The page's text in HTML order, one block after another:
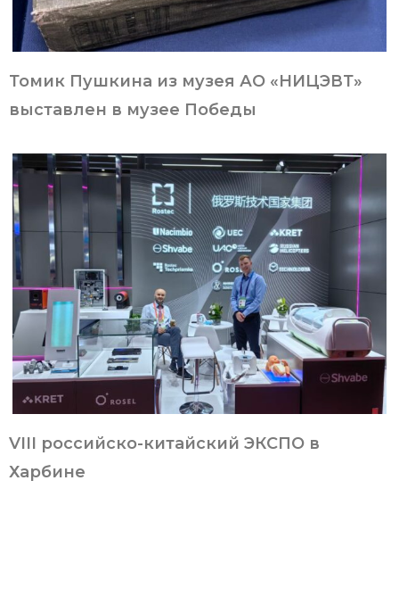
Томик Пушкина из музея АО «НИЦЭВТ»
выставлен в музее Победы
VIII российско-китайский ЭКСПО в
Харбине